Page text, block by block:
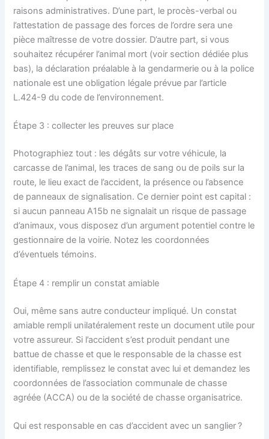
raisons administratives. D’une part, le procès-verbal ou
l’attestation de passage des forces de l’ordre sera une
pièce maîtresse de votre dossier. D’autre part, si vous
souhaitez récupérer l’animal mort (voir section dédiée plus
bas), la déclaration préalable à la gendarmerie ou à la police
nationale est une obligation légale prévue par l’article
L.424-9 du code de l’environnement.
Étape 3 : collecter les preuves sur place
Photographiez tout : les dégâts sur votre véhicule, la
carcasse de l’animal, les traces de sang ou de poils sur la
route, le lieu exact de l’accident, la présence ou l’absence
de panneaux de signalisation. Ce dernier point est capital :
si aucun panneau A15b ne signalait un risque de passage
d’animaux, vous disposez d’un argument potentiel contre le
gestionnaire de la voirie. Notez les coordonnées
d’éventuels témoins.
Étape 4 : remplir un constat amiable
Oui, même sans autre conducteur impliqué. Un constat
amiable rempli unilatéralement reste un document utile pour
votre assureur. Si l’accident s’est produit pendant une
battue de chasse et que le responsable de la chasse est
identifiable, remplissez le constat avec lui et demandez les
coordonnées de l’association communale de chasse
agréée (ACCA) ou de la société de chasse organisatrice.
Qui est responsable en cas d’accident avec un sanglier ?